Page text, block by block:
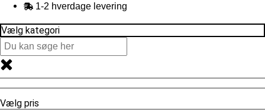
1-2 hverdage levering
Vælg kategori
Vælg pris